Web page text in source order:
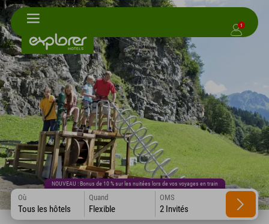
1
NOUVEAU : Bonus de 10 % sur les nuitées lors de vos voyages en train
Où
Tous les hôtels
Quand
Flexible
OMS
2 Invités